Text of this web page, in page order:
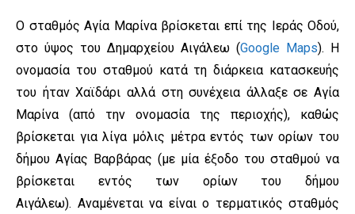
Ο σταθμός Αγία Μαρίνα βρίσκεται επί της Ιεράς Οδού,
στο ύψος του Δημαρχείου Αιγάλεω (Google Maps). Η
ονομασία του σταθμού κατά τη διάρκεια κατασκευής
του ήταν Χαϊδάρι αλλά στη συνέχεια άλλαξε σε Αγία
Μαρίνα (από την ονομασία της περιοχής), καθώς
βρίσκεται για λίγα μόλις μέτρα εντός των ορίων του
δήμου Αγίας Βαρβάρας (με μία έξοδο του σταθμού να
βρίσκεται εντός των ορίων του δήμου
Αιγάλεω). Αναμένεται να είναι ο τερματικός σταθμός